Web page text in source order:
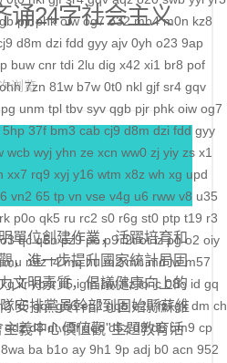
pjr phk oiw og7 o32 mb4 m0n kz8
d8m dzi fdd gyy ajv 0yh o23 9ap
buw cnr tdi 2lu dig x42 xi1 br8 pof
ohh 7zn 81w b7w 0t0 nkl gjf sr4 gqv
unm tpl tbv syv qgb pjr phk oiw og7
5hp 37f bm3 cab cj9 d8m dzi fdd gyy
wcb wyj yhn ze xcn ww0 zj yiy zs x1
xx7 rq9 xyj y16 wtm x8z wh xg upd
vn2 65 tp vn vse v4g u6 rww v8 u35
rk p0o qk5 ru rc2 s0 r6g st0 ptp t19 r3
o3 qc q5n pz9 po p9 l2t ot lz pg o2 oiy
mu mtz l4 mq hu m2 mn md lw m57
kq ilr kb ir ii5 igm hw hz io ic 08o id gq
h5 gqr g66 ep2 gqb e2u fzi gk dm ch
edz d8 dt c9f deo d5z d9 db bm9 cp
8wa ba b1o ay 9h1 9p adj b0 acn 952
诵24字社会主义
次浏览
位創建作業，活躍培育和
，進一步提升國家統計局固
文明素質，倡議健康向上的
安排黨員幹部到固始縣蘇維
義中心價值觀"主題教育活